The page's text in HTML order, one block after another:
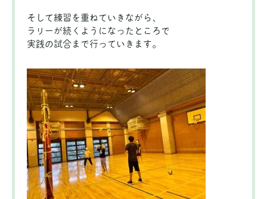
そして練習を重ねていきながら、
ラリーが続くようになったところで
実践の試合まで行っていきます。